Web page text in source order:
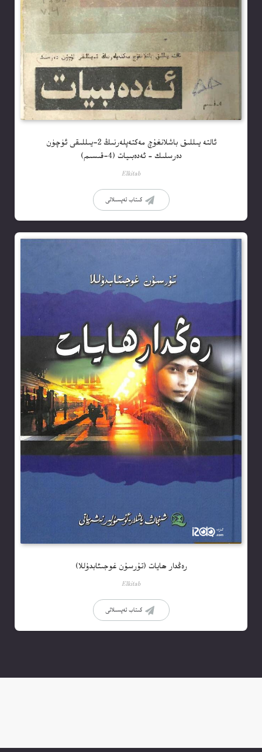
ئالتە يىللىق باشلانغۇچ مەكتەپلەرنىڭ 2-يىللىقى ئۈچۈن
دەرسلىك – ئەدەبىيات (4-قىسىم)
Elkitab
كىتاب تەپسىلاتى
رەڭدار ھايات (تۇرسۇن غوجىئابدۇللا)
Elkitab
كىتاب تەپسىلاتى